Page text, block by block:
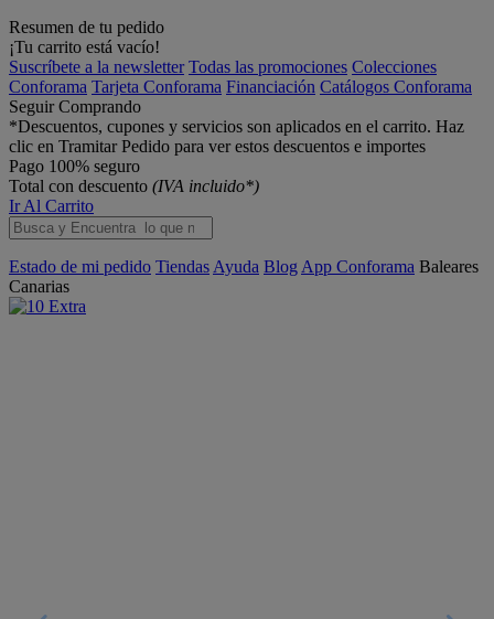
Resumen de tu pedido
¡Tu carrito está vacío!
Suscríbete a la newsletter Todas las promociones Colecciones
Conforama Tarjeta Conforama Financiación Catálogos Conforama
Seguir Comprando
*Descuentos, cupones y servicios son aplicados en el carrito. Haz
clic en Tramitar Pedido para ver estos descuentos e importes
Pago 100% seguro
Total con descuento (IVA incluido*)
Ir Al Carrito
Estado de mi pedido Tiendas Ayuda Blog App Conforama Baleares
Canarias